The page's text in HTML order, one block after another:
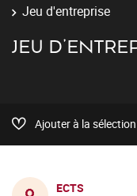
Jeu d'entreprise
JEU
Ajouter à la sélection
ECTS